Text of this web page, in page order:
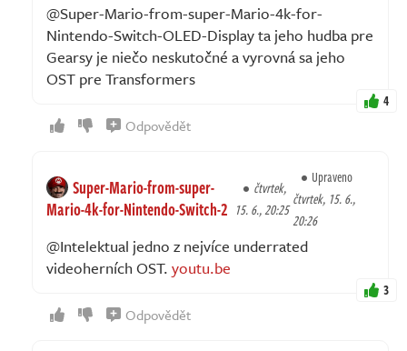
@Super-Mario-from-super-Mario-4k-for-
Nintendo-Switch-OLED-Display ta jeho hudba pre
Gearsy je niečo neskutočné a vyrovná sa jeho
OST pre Transformers
4
Odpovědět
Super-Mario-from-super-
Mario-4k-for-Nintendo-Switch-2
čtvrtek,
15. 6., 20:25
Upraveno
čtvrtek, 15. 6.,
20:26
@Intelektual jedno z nejvíce underrated
videoherních OST. youtu.be
3
Odpovědět